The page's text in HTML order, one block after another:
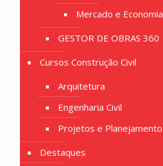
Mercado e Economia
GESTOR DE OBRAS 360
Cursos Construção Civil
Arquitetura
Engenharia Civil
Projetos e Planejamento
Destaques